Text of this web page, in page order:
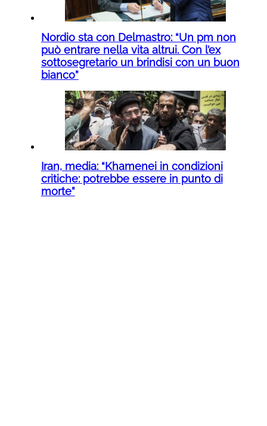
Nordio sta con Delmastro: “Un pm non
può entrare nella vita altrui. Con l’ex
sottosegretario un brindisi con un buon
bianco”
Iran, media: “Khamenei in condizioni
critiche: potrebbe essere in punto di
morte”